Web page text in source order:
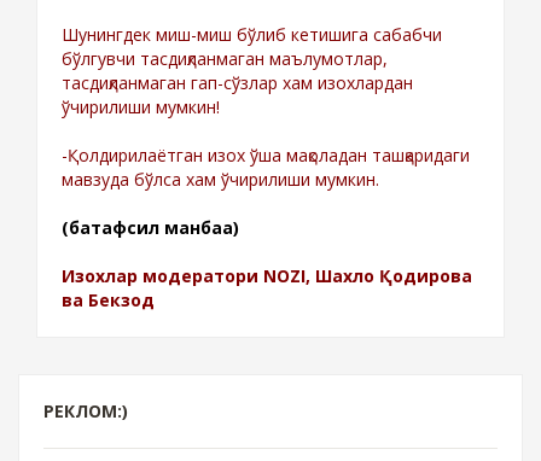
Шунингдек миш-миш бўлиб кетишига сабабчи
бўлгувчи тасдиқланмаган маълумотлар,
тасдиқланмаган гап-сўзлар хам изохлардан
ўчирилиши мумкин!
-Қолдирилаётган изох ўша мақоладан ташқаридаги
мавзуда бўлса хам ўчирилиши мумкин.
(батафсил манбаа)
Изохлар модератори NOZI, Шахло Қодирова
ва Бекзод
РЕКЛОМ:)